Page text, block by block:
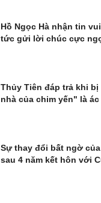
Hồ Ngọc Hà nhận tin
tức gửi lời chúc cực
Thủy Tiên đáp trả khi
nhà của chim yến" là
Sự thay đổi bất ngờ
sau 4 năm kết hôn với